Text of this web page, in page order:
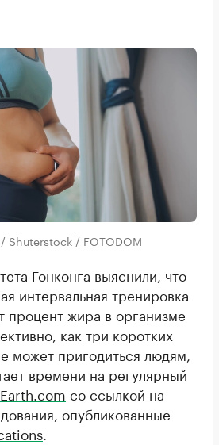
Shuterstock / FOTODOM
Гонконга выяснили, что
интервальная тренировка
процент жира в организме
как три коротких
может пригодиться людям,
времени на регулярный
Earth.com со ссылкой на
опубликованные
.